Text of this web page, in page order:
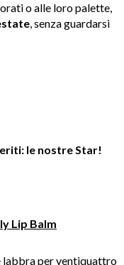
o alle loro palette,
, senza guardarsi
le nostre Star!
Lip Balm
labbra per ventiquattro